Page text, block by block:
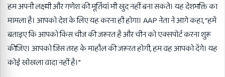
हम अपनी लक्ष्मी और गणेश की मूर्तियां भी खुद नहीं बना सकते। यह देशभक्ति का
मामला है। आपको देश के लिए यह करना ही होगा। AAP नेता ने आगे कहा, “हमें
बताइए कि आपको किस चीज की जरूरत है और चीन को एक्सपोर्ट करना शुरू
कीजिए। आपको जिस तरह के माहौल की जरूरत होगी, हम वह आपको देंगे। यह
कोई खोखला वादा नहीं है।”